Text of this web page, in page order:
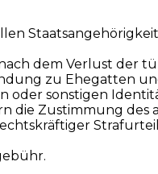
dem Verlust der
zu Ehegatten
oder sonstigen
die Zustimmung des